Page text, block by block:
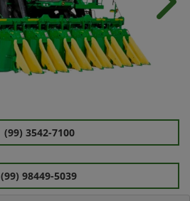
(99) 3542-7100
(99) 98449-5039